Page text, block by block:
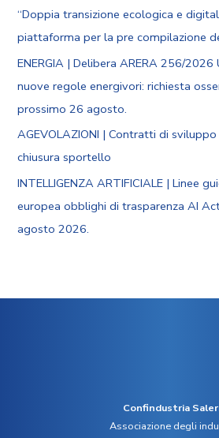
“Doppia transizione ecologica e
piattaforma per la pre compilazione
ENERGIA | Delibera ARERA 256/
nuove regole energivori: richiesta
prossimo 26 agosto.
AGEVOLAZIONI | Contratti di
chiusura sportello
INTELLIGENZA ARTIFICIALE | Linee
europea obblighi di trasparenza AI
agosto 2026.
Confindustria
Associazione degli